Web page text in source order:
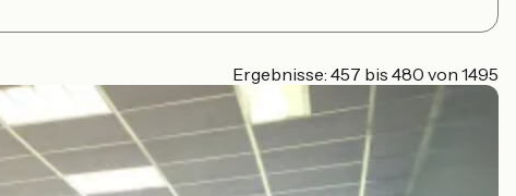
Ergebnisse: 457 bis 480 von 1495